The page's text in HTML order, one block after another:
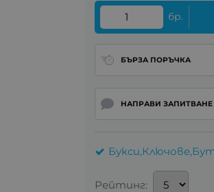
бр.
БЪРЗА ПОРЪЧКА
НАПРАВИ ЗАПИТВАНЕ
Рейтинг: